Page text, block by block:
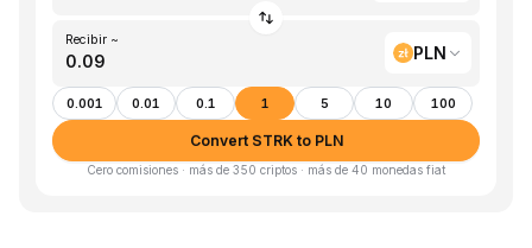
Recibir ~
PLN
0.001 0.01 0.1 1 5 10 100
Convert STRK to PLN
Cero comisiones · más de 350 criptos · más de 40 monedas fiat